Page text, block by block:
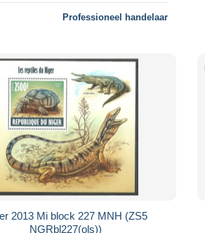
Professioneel handelaar
2013 Mi block 227 MNH (ZS5
NGRbl227(ols))